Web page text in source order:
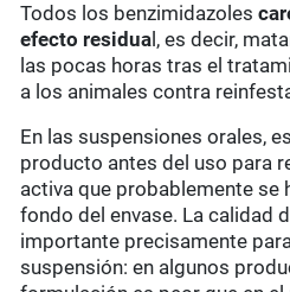
Todos los benzimidazoles
efecto residua l, es decir,
las pocas horas tras el
a los animales contra
En las suspensiones orales,
producto antes del uso para
activa que probablemente se
fondo del envase. La calidad
importante precisamente
suspensión: en algunos